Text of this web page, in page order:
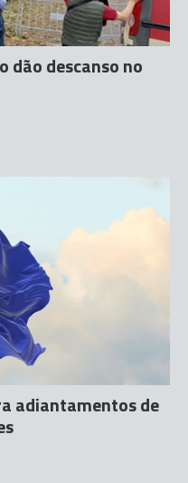
dão descanso no
adiantamentos de